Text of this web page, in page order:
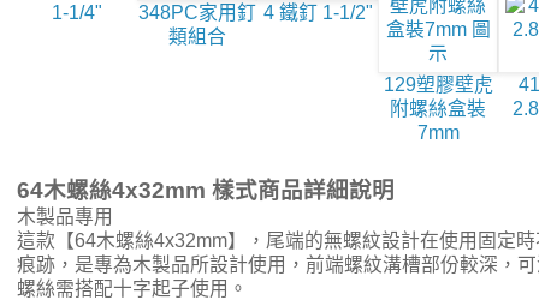
1-1/4"
348PC家用釘
類組合
4 鐵釘 1-1/2"
129塑膠壁虎
附螺絲盒裝
7mm
64木螺絲4x32mm 樣式商品詳細說明
木製品專用
這款【64木螺絲4x32mm】，尾端的無螺紋設計在使用固定
痕跡，是專為木製品所設計使用，前端螺紋溝槽部份較深，
螺絲需搭配十字起子使用。